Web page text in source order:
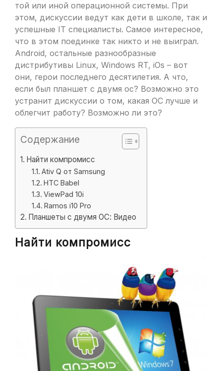
той или иной операционной системы. При
этом, дискуссии ведут как дети в школе, так и
успешные IT специалисты. Самое интересное,
что в этом поединке так никто и не выиграл.
Android, остальные разнообразные
дистрибутивы Linux, Windows RT, iOs – вот
они, герои последнего десятилетия. А что,
если был планшет с двумя ос? Возможно это
устранит дискуссии о том, какая ОС лучше и
облегчит работу? Возможно ли это?
Содержание
Найти компромисс
Ativ Q от Samsung
HTC Babel
ViewPad 10i
Ramos i10 Pro
Планшеты с двумя ОС: Видео
Найти компромисс